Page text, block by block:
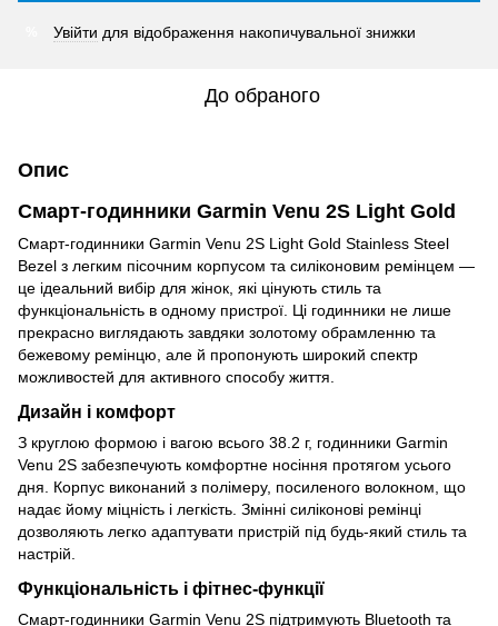
Увійти для відображення накопичувальної знижки
До обраного
Опис
Смарт-годинники Garmin Venu 2S Light Gold
Смарт-годинники Garmin Venu 2S Light Gold Stainless Steel
Bezel з легким пісочним корпусом та силіконовим ремінцем —
це ідеальний вибір для жінок, які цінують стиль та
функціональність в одному пристрої. Ці годинники не лише
прекрасно виглядають завдяки золотому обрамленню та
бежевому ремінцю, але й пропонують широкий спектр
можливостей для активного способу життя.
Дизайн і комфорт
З круглою формою і вагою всього 38.2 г, годинники Garmin
Venu 2S забезпечують комфортне носіння протягом усього
дня. Корпус виконаний з полімеру, посиленого волокном, що
надає йому міцність і легкість. Змінні силіконові ремінці
дозволяють легко адаптувати пристрій під будь-який стиль та
настрій.
Функціональність і фітнес-функції
Смарт-годинники Garmin Venu 2S підтримують Bluetooth та